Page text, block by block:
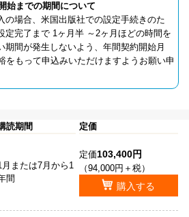
始までの期間について
の場合、米国出版社での設定手続きのた
定完了まで 1ヶ月半 ～2ヶ月ほどの時間を
期間が発生しないよう、年間契約開始月
をもって申込みいただけますようお願い申
読期間
定価
月または7月から1
間
定価103,400円
（94,000円＋税）
購入する